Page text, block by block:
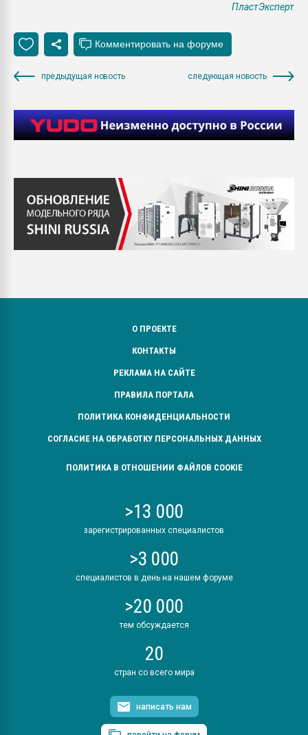
ПластЭксперт
предыдущая новость следующая новость
О ПРОЕКТЕ
КОНТАКТЫ
РЕКЛАМА НА САЙТЕ
ПРАВИЛА ПОРТАЛА
ПОЛИТИКА КОНФИДЕНЦИАЛЬНОСТИ
СОГЛАСИЕ НА ОБРАБОТКУ ПЕРСОНАЛЬНЫХ ДАННЫХ
ПОЛИТИКА В ОТНОШЕНИИ ФАЙЛОВ COOKIE
>13 000
зарегистрированных специалистов
>3 000
специалистов в день на нашем форуме
>20 000
тем обсуждается
20
стран со всего мира
написать нам